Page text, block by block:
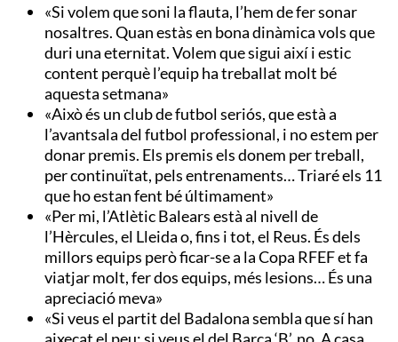
«Si volem que soni la flauta, l’hem de fer sonar
nosaltres. Quan estàs en bona dinàmica vols que
duri una eternitat. Volem que sigui així i estic
content perquè l’equip ha treballat molt bé
aquesta setmana»
«Això és un club de futbol seriós, que està a
l’avantsala del futbol professional, i no estem per
donar premis. Els premis els donem per treball,
per continuïtat, pels entrenaments… Triaré els 11
que ho estan fent bé últimament»
«Per mi, l’Atlètic Balears està al nivell de
l’Hèrcules, el Lleida o, fins i tot, el Reus. És dels
millors equips però ficar-se a la Copa RFEF et fa
viatjar molt, fer dos equips, més lesions… És una
apreciació meva»
«Si veus el partit del Badalona sembla que sí han